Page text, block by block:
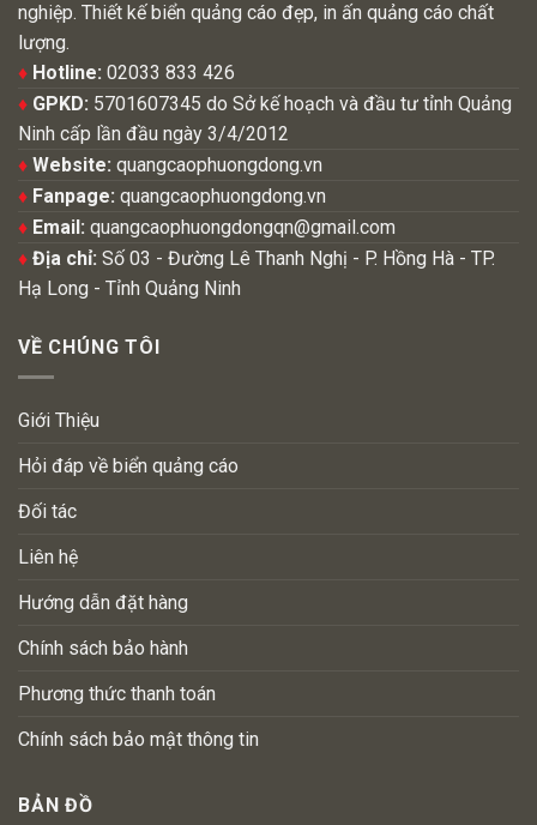
nghiệp. Thiết kế biển quảng cáo đẹp, in ấn quảng cáo chất
lượng.
♦ Hotline: 02033 833 426
♦ GPKD: 5701607345 do Sở kế hoạch và đầu tư tỉnh Quảng
Ninh cấp lần đầu ngày 3/4/2012
♦ Website: quangcaophuongdong.vn
♦ Fanpage: quangcaophuongdong.vn
♦ Email: quangcaophuongdongqn@gmail.com
♦ Địa chỉ: Số 03 - Đường Lê Thanh Nghị - P. Hồng Hà - TP.
Hạ Long - Tỉnh Quảng Ninh
VỀ CHÚNG TÔI
Giới Thiệu
Hỏi đáp về biển quảng cáo
Đối tác
Liên hệ
Hướng dẫn đặt hàng
Chính sách bảo hành
Phương thức thanh toán
Chính sách bảo mật thông tin
BẢN ĐỒ